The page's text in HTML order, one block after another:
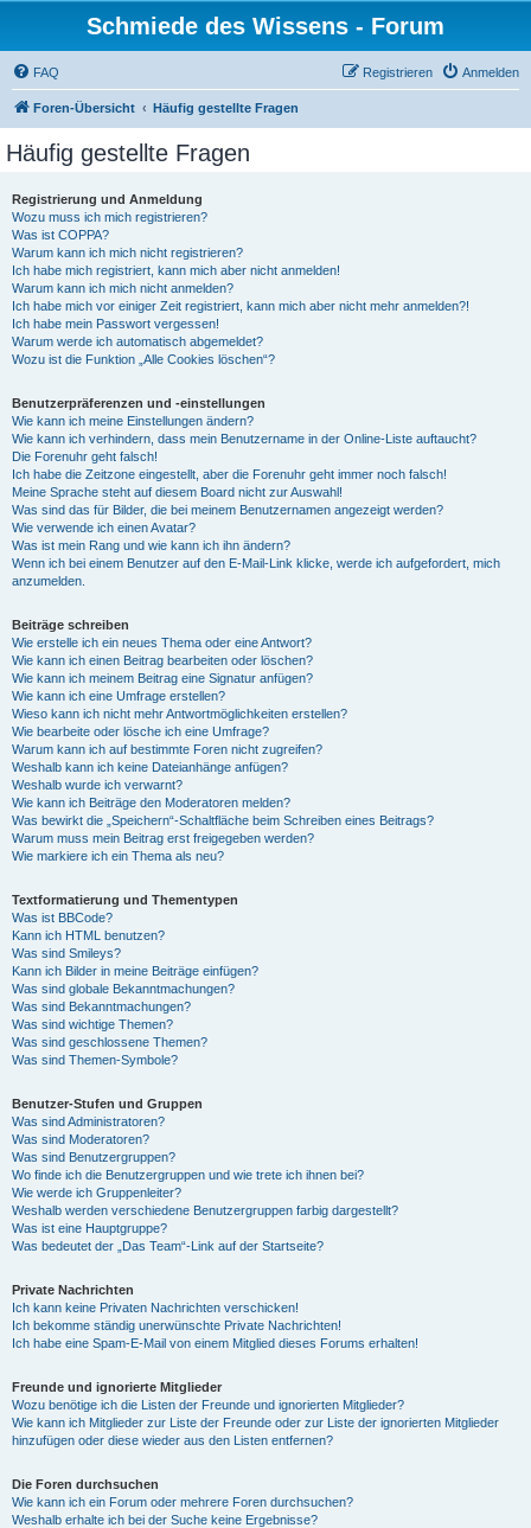
Schmiede des Wissens - Forum
FAQ Anmelden
Registrieren
Foren-Übersicht Häufig gestellte Fragen
Häufig gestellte Fragen
Registrierung und Anmeldung
Wozu muss ich mich registrieren?
Was ist COPPA?
Warum kann ich mich nicht registrieren?
Ich habe mich registriert, kann mich aber nicht anmelden!
Warum kann ich mich nicht anmelden?
Ich habe mich vor einiger Zeit registriert, kann mich aber nicht mehr anmelden?!
Ich habe mein Passwort vergessen!
Warum werde ich automatisch abgemeldet?
Wozu ist die Funktion „Alle Cookies löschen“?
Benutzerpräferenzen und -einstellungen
Wie kann ich meine Einstellungen ändern?
Wie kann ich verhindern, dass mein Benutzername in der Online-Liste auftaucht?
Die Forenuhr geht falsch!
Ich habe die Zeitzone eingestellt, aber die Forenuhr geht immer noch falsch!
Meine Sprache steht auf diesem Board nicht zur Auswahl!
Was sind das für Bilder, die bei meinem Benutzernamen angezeigt werden?
Wie verwende ich einen Avatar?
Was ist mein Rang und wie kann ich ihn ändern?
Wenn ich bei einem Benutzer auf den E-Mail-Link klicke, werde ich aufgefordert, mich
anzumelden.
Beiträge schreiben
Wie erstelle ich ein neues Thema oder eine Antwort?
Wie kann ich einen Beitrag bearbeiten oder löschen?
Wie kann ich meinem Beitrag eine Signatur anfügen?
Wie kann ich eine Umfrage erstellen?
Wieso kann ich nicht mehr Antwortmöglichkeiten erstellen?
Wie bearbeite oder lösche ich eine Umfrage?
Warum kann ich auf bestimmte Foren nicht zugreifen?
Weshalb kann ich keine Dateianhänge anfügen?
Weshalb wurde ich verwarnt?
Wie kann ich Beiträge den Moderatoren melden?
Was bewirkt die „Speichern“-Schaltfläche beim Schreiben eines Beitrags?
Warum muss mein Beitrag erst freigegeben werden?
Wie markiere ich ein Thema als neu?
Textformatierung und Thementypen
Was ist BBCode?
Kann ich HTML benutzen?
Was sind Smileys?
Kann ich Bilder in meine Beiträge einfügen?
Was sind globale Bekanntmachungen?
Was sind Bekanntmachungen?
Was sind wichtige Themen?
Was sind geschlossene Themen?
Was sind Themen-Symbole?
Benutzer-Stufen und Gruppen
Was sind Administratoren?
Was sind Moderatoren?
Was sind Benutzergruppen?
Wo finde ich die Benutzergruppen und wie trete ich ihnen bei?
Wie werde ich Gruppenleiter?
Weshalb werden verschiedene Benutzergruppen farbig dargestellt?
Was ist eine Hauptgruppe?
Was bedeutet der „Das Team“-Link auf der Startseite?
Private Nachrichten
Ich kann keine Privaten Nachrichten verschicken!
Ich bekomme ständig unerwünschte Private Nachrichten!
Ich habe eine Spam-E-Mail von einem Mitglied dieses Forums erhalten!
Freunde und ignorierte Mitglieder
Wozu benötige ich die Listen der Freunde und ignorierten Mitglieder?
Wie kann ich Mitglieder zur Liste der Freunde oder zur Liste der ignorierten Mitglieder
hinzufügen oder diese wieder aus den Listen entfernen?
Die Foren durchsuchen
Wie kann ich ein Forum oder mehrere Foren durchsuchen?
Weshalb erhalte ich bei der Suche keine Ergebnisse?